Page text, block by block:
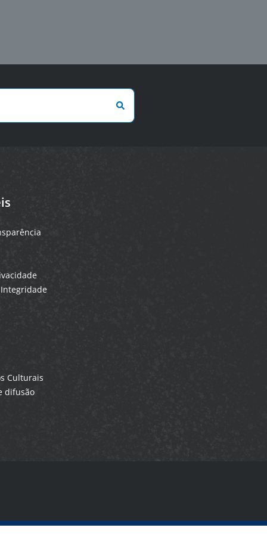
Culturais
difusão